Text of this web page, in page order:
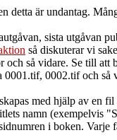
detta är undantag.
sista utgåvan
så diskuterar vi
så vidare. Se till att
0002.tif och så
med hjälp av en
namn (exempelvis
i boken.